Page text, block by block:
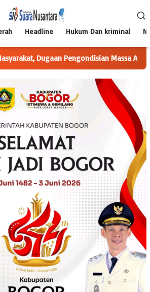
Headline Hukum Dan kriminal
Pengondisian Massa Aksi Minta Diusut